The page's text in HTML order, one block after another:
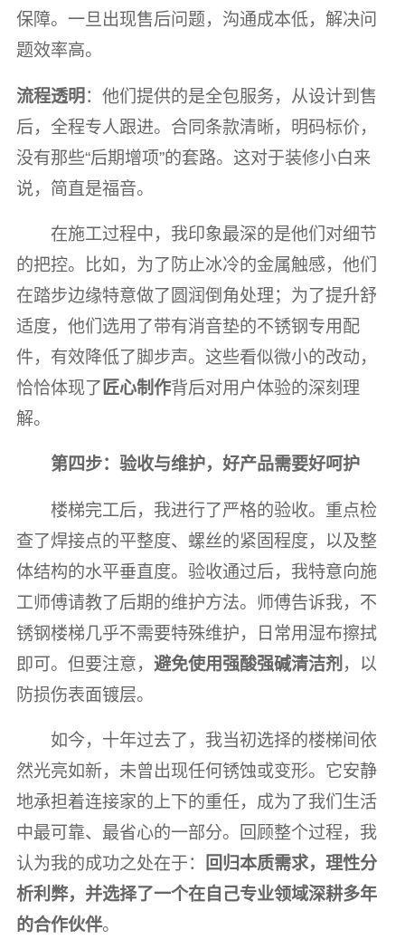
保障。一旦出现售后问题，沟通成本低，解决问
题效率高。
流程透明 ：他们提供的是全包服务，从设计到售
后，全程专人跟进。合同条款清晰，明码标价，
没有那些“后期增项”的套路。这对于装修小白来
说，简直是福音。
在施工过程中，我印象最深的是他们对细节
的把控。比如，为了防止冰冷的金属触感，他们
在踏步边缘特意做了圆润倒角处理；为了提升舒
适度，他们选用了带有消音垫的不锈钢专用配
件，有效降低了脚步声。这些看似微小的改动，
恰恰体现了 匠心制作背后对用户体验的深刻理
解。
第四步：验收与维护，好产品需要好呵护
楼梯完工后，我进行了严格的验收。重点检
查了焊接点的平整度、螺丝的紧固程度，以及整
体结构的水平垂直度。验收通过后，我特意向施
工师傅请教了后期的维护方法。师傅告诉我，不
锈钢楼梯几乎不需要特殊维护，日常用湿布擦拭
即可。但要注意， 避免使用强酸强碱清洁剂 ，以
防损伤表面镀层。
如今，十年过去了，我当初选择的楼梯间依
然光亮如新，未曾出现任何锈蚀或变形。它安静
地承担着连接家的上下的重任，成为了我们生活
中最可靠、最省心的一部分。回顾整个过程，我
认为我的成功之处在于：
回归本质需求，理性分
析利弊，并选择了一个在自己专业领域深耕多年
的合作伙伴。